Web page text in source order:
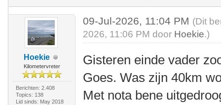
Hoekie
Kilometervreter
Berichten: 2.408
Topics: 138
Lid sinds: May 2018
09-Jul-2026, 11:04 PM (Dit
2026, 11:06 PM door Hoekie.)
Gisteren einde vader
Goes. Was zijn 40km
Met nota bene